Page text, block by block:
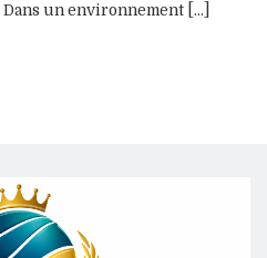
un environnement [...]